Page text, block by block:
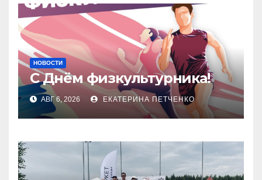
НОВОСТИ
С Днём физкультурника!
АВГ 6, 2026 ЕКАТЕРИНА ПЕТЧЕНКО